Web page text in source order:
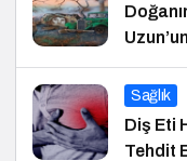
Sağlık
Diş Eti
Tehdit